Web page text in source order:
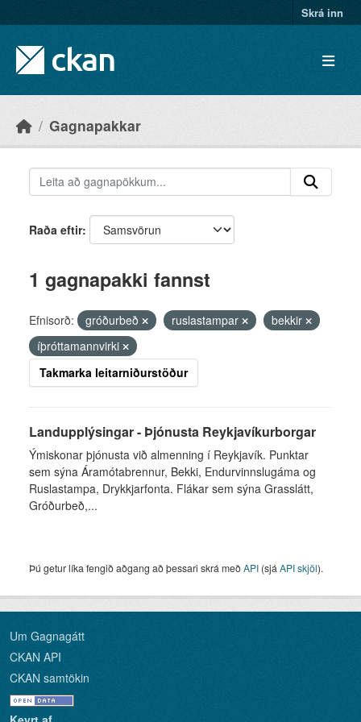
Skrá inn
Gagnapakkar
Raða eftir
1 gagnapakki fannst
Efnisorð: gróðurbeð ruslastampar
bekkir
íþróttamannvirki
Takmarka leitarniðurstöður
Landupplýsingar - Þjónusta Reykjavíkurborgar
Ýmiskonar þjónusta við almenning í Reykjavík. Punktar
sem sýna Áramótabrennur, Bekki, Endurvinnslugáma og
Ruslastampa, Drykkjarfonta. Flákar sem sýna Grasslátt,
Gróðurbeð,...
Þú getur líka fengið aðgang að þessari skrá meðAPI (sjá API skjöl).
Um Gagnagátt
CKAN API
CKAN samtökin